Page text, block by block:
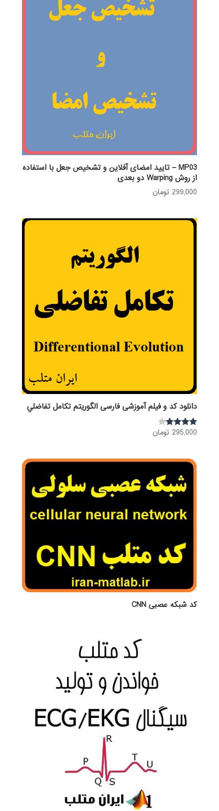
MP03 – تایید امضای آفلاین و تشخیص جعل با استفاده
از روش Warping دو بعدی
299,000 تومان
دانلود کد و فیلم آموزشی فارسی الگوریتم تكامل تفاضلي
نمره
295,000 تومان
کد شبکه عصبی CNN